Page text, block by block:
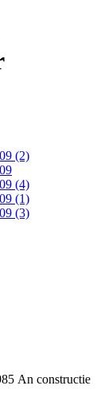
An constructie